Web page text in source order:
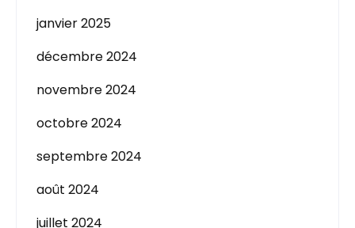
janvier 2025
décembre 2024
novembre 2024
octobre 2024
septembre 2024
août 2024
juillet 2024